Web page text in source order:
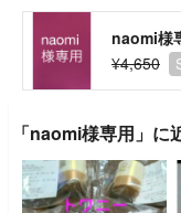
naomi様
¥4,650
「naomi様専用」に